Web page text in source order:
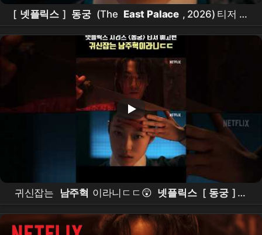
[ 넷플릭스 ] 동궁 (The East Palace , 2026) 티저 예
고편
귀신잡는 남주혁 이라니ㄷㄷ😲 넷플릭스 [ 동궁 ] 티
저 예고편 공개 # 남주혁 # 노윤서 # 조승우 #장 영
남 #namjoohyuk